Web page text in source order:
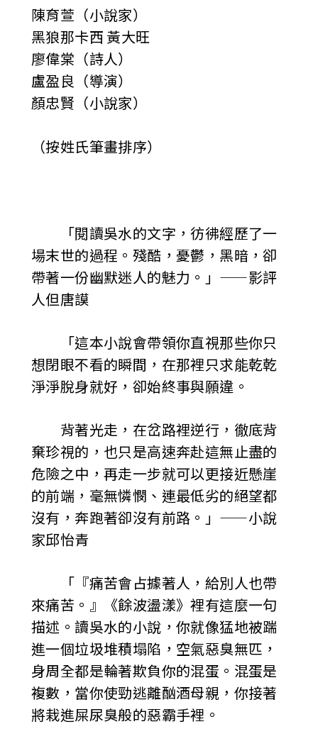
陳育萱（小說家）
黑狼那卡西 黃大旺
廖偉棠（詩人）
盧盈良（導演）
顏忠賢（小說家）
（按姓氏筆畫排序）
「閱讀吳水的文字，彷彿經歷了一
場末世的過程。殘酷，憂鬱，黑暗，卻
帶著一份幽默迷人的魅力。」——影評
人但唐謨
「這本小說會帶領你直視那些你只
想閉眼不看的瞬間，在那裡只求能乾乾
淨淨脫身就好，卻始終事與願違。
背著光走，在岔路裡逆行，徹底背
棄珍視的，也只是高速奔赴這無止盡的
危險之中，再走一步就可以更接近懸崖
的前端，毫無憐憫、連最低劣的絕望都
沒有，奔跑著卻沒有前路。」——小說
家邱怡青
「『痛苦會占據著人，給別人也帶
來痛苦。』《餘波盪漾》裡有這麼一句
描述。讀吳水的小說，你就像猛地被踹
進一個垃圾堆積塌陷，空氣惡臭無匹，
身周全都是輪著欺負你的混蛋。混蛋是
複數，當你使勁逃離酗酒母親，你接著
將栽進屎尿臭般的惡霸手裡。